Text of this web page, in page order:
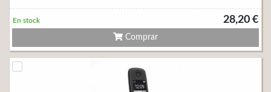
28,20 €
En stock
Comprar